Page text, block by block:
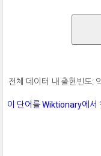
전체 데이터 내 출현빈도:
이 단어를 Wiktionary에서